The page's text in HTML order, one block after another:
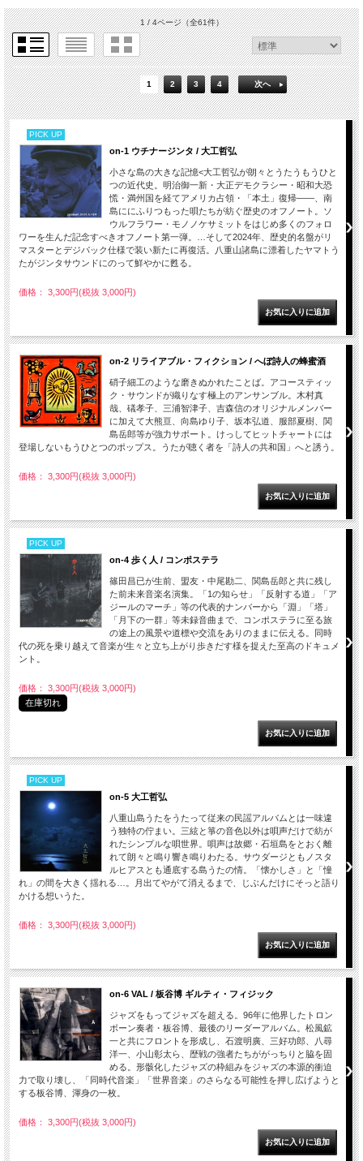
1 / 4ページ（全61件）
1 2 3 4 次へ
PICK UP
on-1 ウチナージンタ / 大工哲弘
小さな島の大きな記憶<大工哲弘が朗々とうたうもうひと
つの近代史。明治御一新・大正デモクラシー・昭和大恐
慌・満州国を経てアメリカ占領・「本土」復帰――、南
島ににふりつもった唄たちが紡ぐ歴史のオフノート。ソ
ウルフラワー・モノノケサミットをはじめ多くのフォロ
ワーを生んだ記念すべきオフノート第一弾。…そして2024年、歴史的名盤がリ
マスターとデジパック仕様で装い新たに再復活。八重山諸島に漂着したヤマトう
たがジンタサウンドにのって鮮やかに甦る。
価格： 3,300円(税抜 3,000円)
on-2 リライアブル・フィクション / へぼ詩人の蜂蜜酒
硝子細工のような磨きぬかれたことば。アコースティッ
ク・サウンドが織りなす極上のアンサンブル。木村真
哉、礒孝子、三浦智津子、吉森信のオリジナルメンバー
に加えて大熊亘、向島ゆり子、坂本弘道、服部夏樹、関
島岳郎等が強力サポート。けっしてヒットチャートには
登場しないもうひとつのポップス。うたが聴く者を「詩人の共和国」へと誘う。
価格： 3,300円(税抜 3,000円)
PICK UP
on-4 歩く人 / コンポステラ
篠田昌已が生前、盟友・中尾勘二、関島岳郎と共に残し
た前未来音楽名演集。「1の知らせ」「反射する道」「ア
ジールのマーチ」等の代表的ナンバーから「淵」「塔」
「月下の一群」等未録音曲まで、コンポステラに至る旅
の途上の風景や道標や交流をありのままに伝える。同時
代の死を乗り越えて音楽が生々と立ち上がり歩きだす様を捉えた至高のドキュメ
ント。
価格： 3,300円(税抜 3,000円)
在庫切れ
PICK UP
on-5 大工哲弘
八重山島うたをうたって従来の民謡アルバムとは一味違
う独特の佇まい。三絃と箏の音色以外は唄声だけで紡が
れたシンプルな唄世界。唄声は故郷・石垣島をとおく離
れて朗々と鳴り響き鳴りわたる。サウダージともノスタ
ルヒアスとも通底する島うたの情。「懐かしさ」と「憧
れ」の間を大きく揺れる…。月出てやがて消えるまで、じぶんだけにそっと語り
かける想いうた。
価格： 3,300円(税抜 3,000円)
on-6 VAL / 板谷博 ギルティ・フィジック
ジャズをもってジャズを超える。96年に他界したトロン
ボーン奏者・板谷博、最後のリーダーアルバム。松風鉱
一と共にフロントを形成し、石渡明廣、三好功郎、八尋
洋一、小山彰太ら、歴戦の強者たちががっちりと脇を固
める。形骸化したジャズの枠組みをジャズの本源的衝迫
力で取り壊し、「同時代音楽」「世界音楽」のさらなる可能性を押し広げようと
する板谷博、渾身の一枚。
価格： 3,300円(税抜 3,000円)